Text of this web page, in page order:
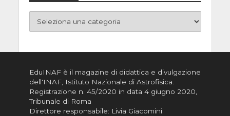
EduINAF è il magazine di didattica e divulgazione
dell'INAF, Istituto Nazionale di Astrofisica.
Registrazione n. 45/2020 in data 4 giugno 2020,
Tribunale di Roma
Direttore responsabile: Livia Giacomini